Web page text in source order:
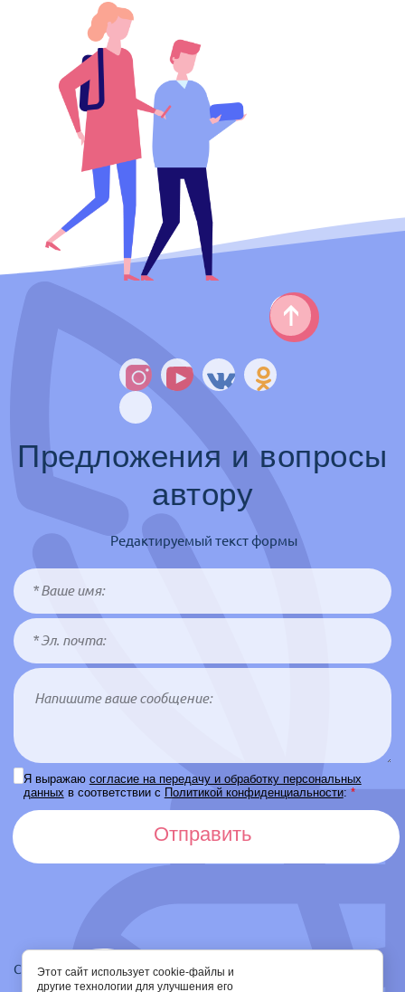
Предложения и вопросы
автору
Редактируемый текст формы
Я выражаю согласие на передачу и обработку персональных
данных в соответствии с Политикой конфиденциальности: *
Отправить
Copyright © 2014 - 2026
Этот сайт использует cookie-файлы и
другие технологии для улучшения его